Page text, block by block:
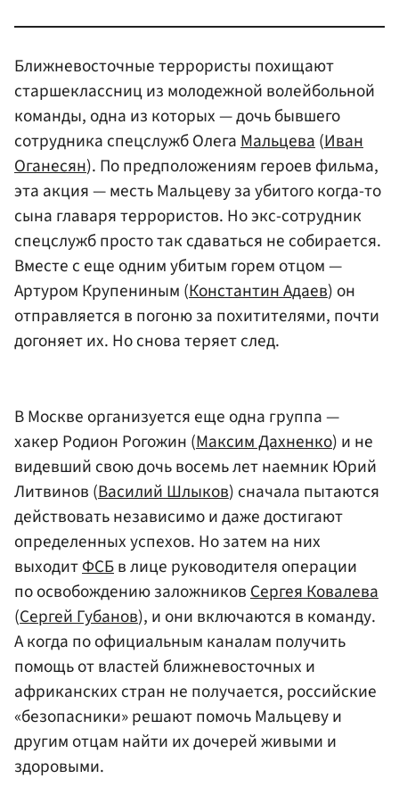
Ближневосточные террористы похищают
старшеклассниц из молодежной волейбольной
команды, одна из которых — дочь бывшего
сотрудника спецслужб Олега Мальцева (Иван
Оганесян). По предположениям героев фильма,
эта акция — месть Мальцеву за убитого когда-то
сына главаря террористов. Но экс-сотрудник
спецслужб просто так сдаваться не собирается.
Вместе с еще одним убитым горем отцом —
Артуром Крупениным (Константин Адаев) он
отправляется в погоню за похитителями, почти
догоняет их. Но снова теряет след.
В Москве организуется еще одна группа —
хакер Родион Рогожин (Максим Дахненко) и не
видевший свою дочь восемь лет наемник Юрий
Литвинов (Василий Шлыков) сначала пытаются
действовать независимо и даже достигают
определенных успехов. Но затем на них
выходитФСБв лице руководителя операции
по освобождению заложниковСергея Ковалева
(Сергей Губанов), и они включаются в команду.
А когда по официальным каналам получить
помощь от властей ближневосточных и
африканских стран не получается, российские
«безопасники» решают помочь Мальцеву и
другим отцам найти их дочерей живыми и
здоровыми.